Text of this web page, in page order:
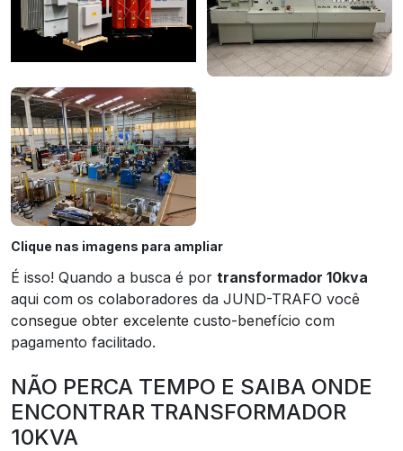
Clique nas imagens para ampliar
É isso! Quando a busca é por transformador 10kva
aqui com os colaboradores da JUND-TRAFO você
consegue obter excelente custo-benefício com
pagamento facilitado.
NÃO PERCA TEMPO E SAIBA ONDE
ENCONTRAR TRANSFORMADOR
10KVA